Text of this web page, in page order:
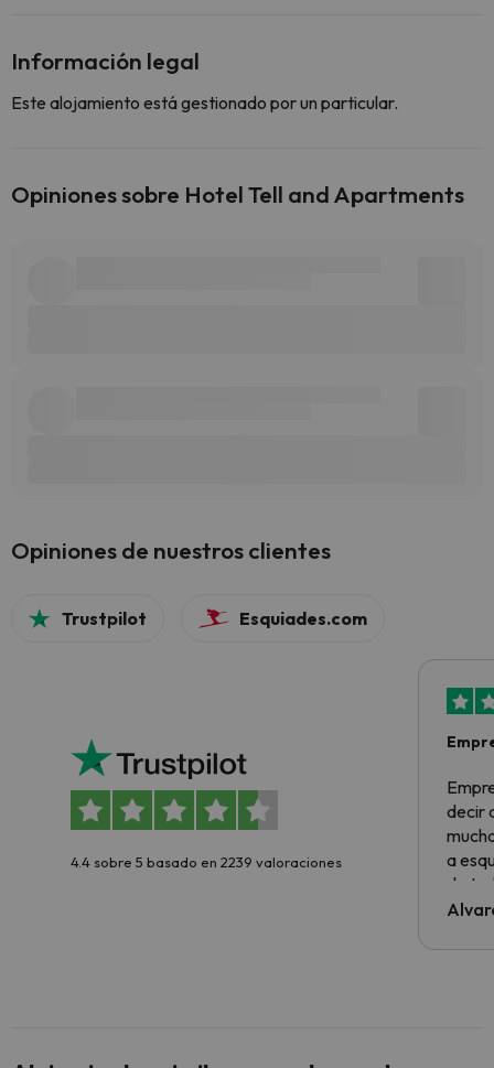
Información legal
Este alojamiento está gestionado por un particular.
Opiniones sobre Hotel Tell and Apartments
Opiniones de nuestros clientes
Trustpilot Esquiades.com
4.4 sobre 5 basado en 2239 valoraciones
decir
a
de
al
culpa